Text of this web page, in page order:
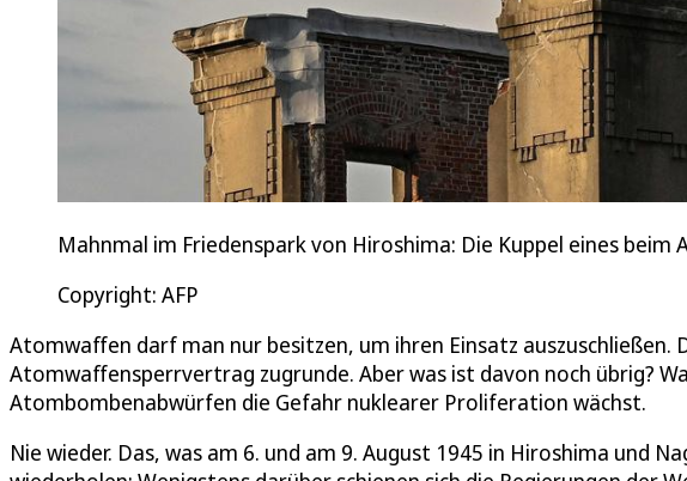
Mahnmal im Friedenspark von Hiroshima: Die Kuppel eines
Copyright: AFP
Atomwaffen darf man nur besitzen, um ihren Einsatz auszuschließen.
Atomwaffensperrvertrag zugrunde. Aber was ist davon noch übrig?
Atombombenabwürfen die Gefahr nuklearer Proliferation wächst.
Nie wieder. Das, was am 6. und am 9. August 1945 in Hiroshima und